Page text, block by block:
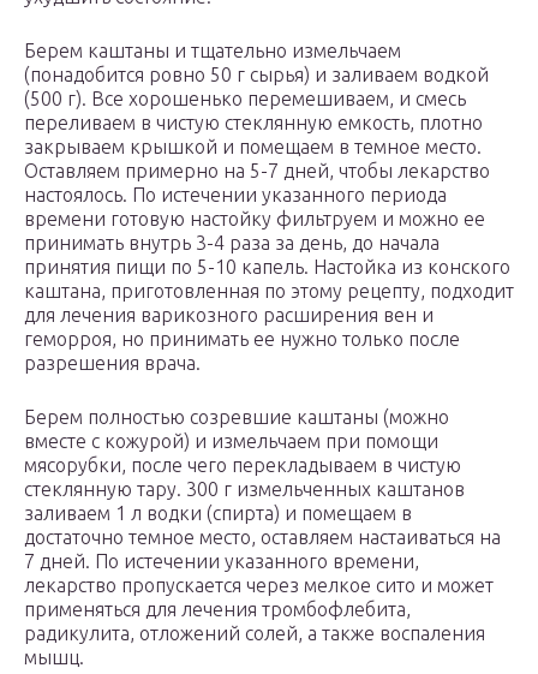
Берем каштаны и тщательно измельчаем
(понадобится ровно 50 г сырья) и заливаем водкой
(500 г). Все хорошенько перемешиваем, и смесь
переливаем в чистую стеклянную емкость, плотно
закрываем крышкой и помещаем в темное место.
Оставляем примерно на 5-7 дней, чтобы лекарство
настоялось. По истечении указанного периода
времени готовую настойку фильтруем и можно ее
принимать внутрь 3-4 раза за день, до начала
принятия пищи по 5-10 капель. Настойка из конского
каштана, приготовленная по этому рецепту, подходит
для лечения варикозного расширения вен и
геморроя, но принимать ее нужно только после
разрешения врача.
Берем полностью созревшие каштаны (можно
вместе с кожурой) и измельчаем при помощи
мясорубки, после чего перекладываем в чистую
стеклянную тару. 300 г измельченных каштанов
заливаем 1 л водки (спирта) и помещаем в
достаточно темное место, оставляем настаиваться на
7 дней. По истечении указанного времени,
лекарство пропускается через мелкое сито и может
применяться для лечения тромбофлебита,
радикулита, отложений солей, а также воспаления
мышц.